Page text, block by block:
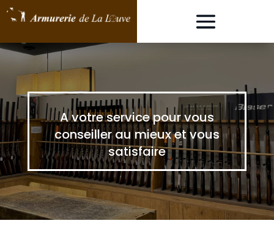
A votre service pour vous
conseiller au mieux et vous
satisfaire